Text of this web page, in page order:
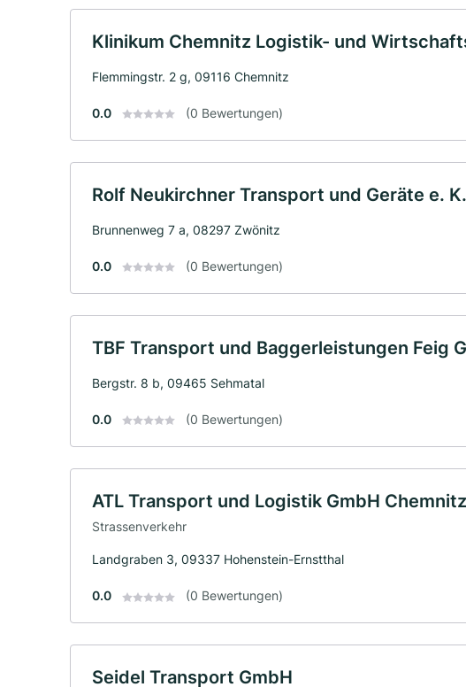
Klinikum Chemnitz Logistik- und
Flemmingstr. 2 g, 09116 Chemnitz
0.0 (0 Bewertungen)
Rolf Neukirchner Transport und Geräte e. K.
Brunnenweg 7 a, 08297 Zwönitz
0.0 (0 Bewertungen)
TBF Transport und Baggerleistungen Feig
Bergstr. 8 b, 09465 Sehmatal
0.0 (0 Bewertungen)
ATL Transport und Logistik GmbH Chemnitz
Strassenverkehr
Landgraben 3, 09337 Hohenstein-Ernstthal
0.0 (0 Bewertungen)
Seidel Transport GmbH